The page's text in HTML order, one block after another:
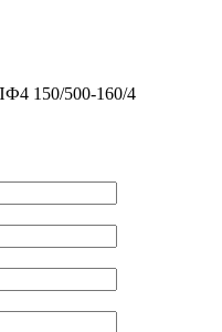
150/500-160/4